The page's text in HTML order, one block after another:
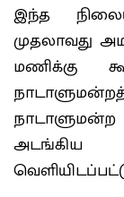
இந்த
முதலாவது
மணிக்கு
அடங்கிய